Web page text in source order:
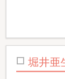
堀井亜